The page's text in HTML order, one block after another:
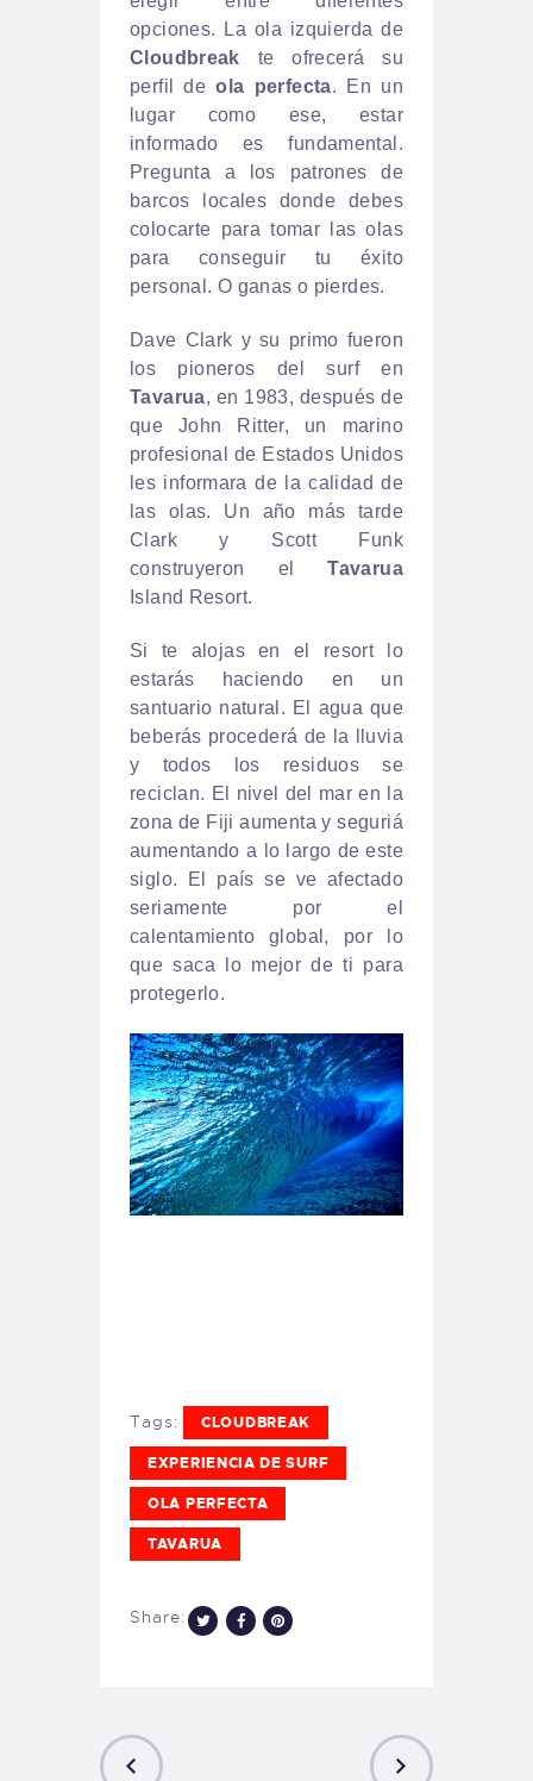
opciones. La ola izquierda de
Cloudbreak te ofrecerá su
perfil deola perfecta. En un
lugar como ese, estar
informado es fundamental.
Pregunta a los patrones de
barcos locales donde debes
colocarte para tomar las olas
para conseguir tu éxito
personal. O ganas o pierdes.
Dave Clark y su primo fueron
los pioneros del surf en
Tavarua, en 1983, después de
que John Ritter, un marino
profesional de Estados Unidos
les informara de la calidad de
las olas. Un año más tarde
Clark y Scott Funk
construyeron el
Tavarua
Island Resort.
Si te alojas en el resort lo
estarás haciendo en un
santuario natural. El agua que
beberás procederá de la lluvia
y todos los residuos se
reciclan. El nivel del mar en la
zona de Fiji aumenta y seguriá
aumentando a lo largo de este
siglo. El país se ve afectado
seriamente por el
calentamiento global, por lo
que saca lo mejor de ti para
protegerlo.
Tags: CLOUDBREAK
EXPERIENCIA DE SURF
OLA PERFECTA
TAVARUA
Share: